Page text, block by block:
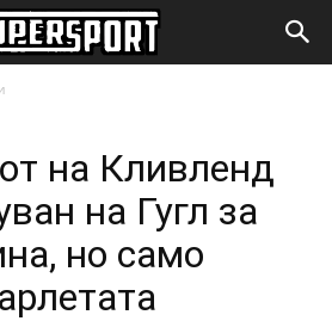
на Кливленд
на Гугл за
но само